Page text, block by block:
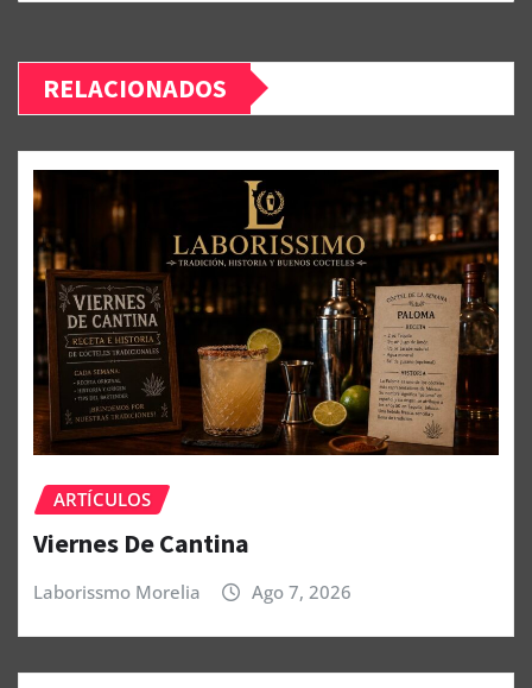
RELACIONADOS
ARTÍCULOS
Viernes De Cantina
Laborissmo Morelia Ago 7, 2026